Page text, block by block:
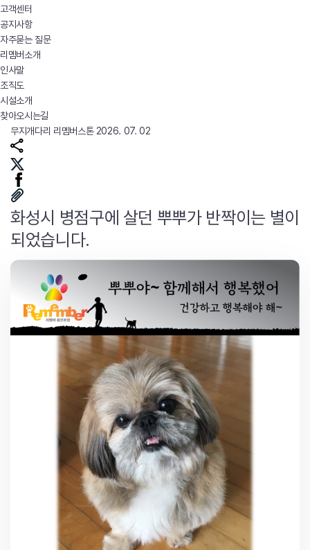
고객센터
공지사항
자주묻는 질문
리멤버소개
인사말
조직도
시설소개
찾아오시는길
무지개다리 리멤버스톤 2026. 07. 02
화성시 병점구에 살던 뿌뿌가 반짝이는 별이
되었습니다.